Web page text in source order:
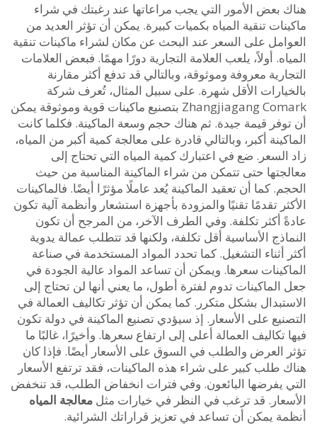
بعض الأمور التي يجب مراعاتها عند رغبتك في شراء
تنقية المياه بكميات كبيرة. يمكن أن تؤثر العديد من
على السعر عند البحث عن مكان لشراء ماكينات تنقية
أولاً، يلعب العلامة التجارية دورًا مهمًا. فبعض العلامات
معروفة وموثوقة، وبالتالي قد تدفع أكثر مقارنة
الأقل شهرة. على سبيل المثال، تُعرف شركة
Zhangjiagang Comark بتصنيع ماكينات قوية وموثوقة يمكن
قيمة جيدة. ثم هناك حجم وسعة الماكينة. فكلما كانت
أكبر، وبالتالي قادرة على معالجة كمية أكبر من المياه،
ضع في اعتبارك كمية المياه التي تحتاج إلى
حتى تتمكن من شراء الماكينة المناسبة من حيث
كما أن تعقيد الماكينة يُعد عاملًا مؤثرًا أيضًا. فالماكينات
تقدمًا تقنيًا والمزودة بأجهزة استشعار وأنظمة آلية تكون
أكثر تكلفة. وفي الطرف الآخر، من المرجح أن تكون
الأساسية أقل تكلفة، ولكنها قد تتطلب عمالة يدوية
أثناء التشغيل. كما تحدد المواد المستخدمة في صناعة
سعرها. ويمكن أن تساعد المواد عالية الجودة في
تدوم لفترة أطول، ما يعني أنها لن تحتاج إلى
بشكل متكرر. كما يمكن أن تؤثر تكاليف العمالة في
على الأسعار. إذ سيؤدي تصنيع الماكينة في دولة تكون
العمالة أعلى إلى ارتفاع سعرها. وأخيرًا، غالبًا ما
العرض والطلب في السوق على الأسعار أيضًا. فإذا كان
طلب كبير على شراء هذه الماكينات، فقد ترتفع الأسعار
يفرضها البائعون. وفي فترات انخفاض الطلب، قد تنخفض
قد ترغب في النظر في خيارات مثلمعالجة المياه
يمكن أن تساعد في تعزيز قراراتك الشرائية.